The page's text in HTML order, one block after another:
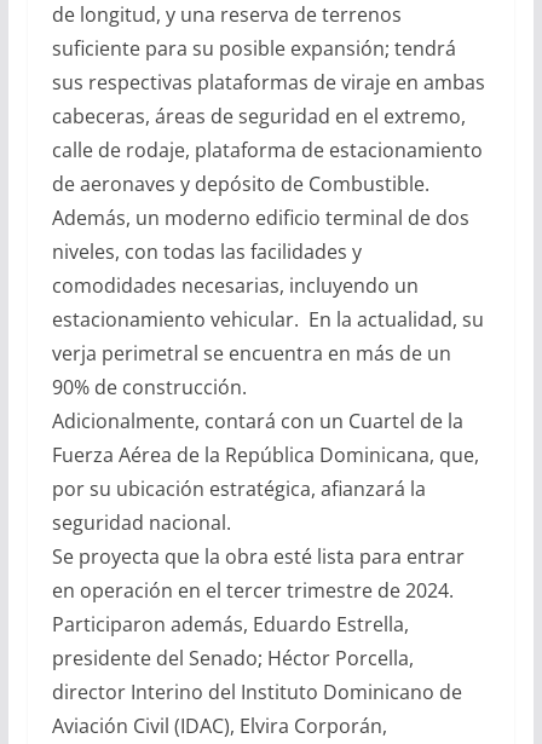
de longitud, y una reserva de terrenos
suficiente para su posible expansión; tendrá
sus respectivas plataformas de viraje en ambas
cabeceras, áreas de seguridad en el extremo,
calle de rodaje, plataforma de estacionamiento
de aeronaves y depósito de Combustible.
Además, un moderno edificio terminal de dos
niveles, con todas las facilidades y
comodidades necesarias, incluyendo un
estacionamiento vehicular. En la actualidad, su
verja perimetral se encuentra en más de un
90% de construcción.
Adicionalmente, contará con un Cuartel de la
Fuerza Aérea de la República Dominicana, que,
por su ubicación estratégica, afianzará la
seguridad nacional.
Se proyecta que la obra esté lista para entrar
en operación en el tercer trimestre de 2024.
Participaron además, Eduardo Estrella,
presidente del Senado; Héctor Porcella,
director Interino del Instituto Dominicano de
Aviación Civil (IDAC), Elvira Corporán,